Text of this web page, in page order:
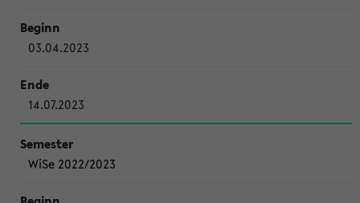
03.04.2023
14.07.2023
WiSe 2022/2023